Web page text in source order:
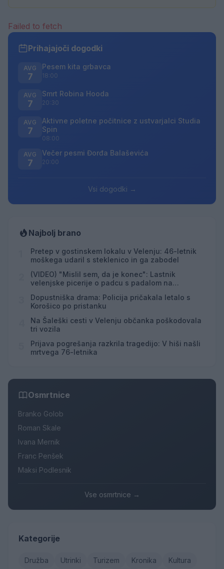
Failed to fetch
Prihajajoči dogodki
AVG
7
Pesem kita grbavca
18:00
AVG
7
Smrt Robina Hooda
20:30
AVG
7
Aktivne poletne počitnice z ustvarjalci Studia
Spin
08:00
AVG
7
Večer pesmi Đorđa Balaševića
20:00
Vsi dogodki →
Najbolj brano
Pretep v gostinskem lokalu v Velenju: 46-letnik
moškega udaril s steklenico in ga zabodel
(VIDEO) "Mislil sem, da je konec": Lastnik
velenjske picerije o padcu s padalom na
Dopustniška drama: Policija pričakala letalo s
Korošico po pristanku
Na Šaleški cesti v Velenju občanka poškodovala
tri vozila
Prijava pogrešanja razkrila tragedijo: V hiši našli
mrtvega 76-letnika
Osmrtnice
Branko Golob
Roman Skale
Ivana Mernik
Franc Penšek
Maksi Podlesnik
Vse osmrtnice →
Kategorije
Družba Utrinki Turizem Kronika
Kultura